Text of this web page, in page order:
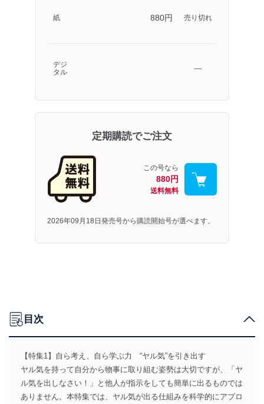
紙 880円 売り切れ
デジ
タル
―
定期購読でご注文
この号なら
880円
送料無料
2026年09月18日発売号から購読開始号が選べます。
目次
【特集1】自ら考え、自ら学ぶ力 “ヤル気”を引き出す
ヤル気を持って自分から物事に取り組む姿勢は大切ですが、「ヤ
ル気を出しなさい！」と他人が指示をしても簡単に出るものでは
ありません。本特集では、ヤル気が出る仕組みを科学的にアプロ